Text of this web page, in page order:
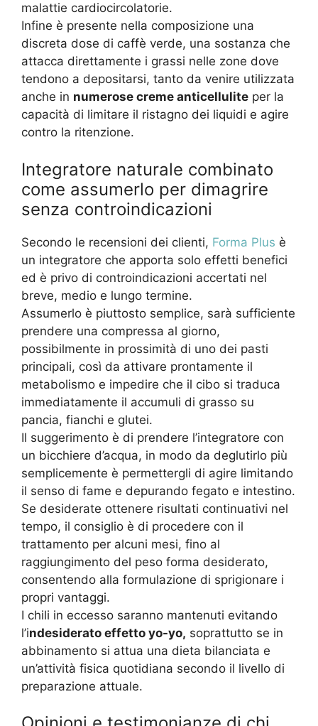
malattie cardiocircolatorie.
Infine è presente nella composizione una
discreta dose di caffè verde, una sostanza che
attacca direttamente i grassi nelle zone dove
tendono a depositarsi, tanto da venire utilizzata
anche in numerose creme anticellulite per la
capacità di limitare il ristagno dei liquidi e agire
contro la ritenzione.
Integratore naturale combinato
come assumerlo per dimagrire
senza controindicazioni
Secondo le recensioni dei clienti, Forma Plus è
un integratore che apporta solo effetti benefici
ed è privo di controindicazioni accertati nel
breve, medio e lungo termine.
Assumerlo è piuttosto semplice, sarà sufficiente
prendere una compressa al giorno,
possibilmente in prossimità di uno dei pasti
principali, così da attivare prontamente il
metabolismo e impedire che il cibo si traduca
immediatamente il accumuli di grasso su
pancia, fianchi e glutei.
Il suggerimento è di prendere l’integratore con
un bicchiere d’acqua, in modo da deglutirlo più
semplicemente è permettergli di agire limitando
il senso di fame e depurando fegato e intestino.
Se desiderate ottenere risultati continuativi nel
tempo, il consiglio è di procedere con il
trattamento per alcuni mesi, fino al
raggiungimento del peso forma desiderato,
consentendo alla formulazione di sprigionare i
propri vantaggi.
I chili in eccesso saranno mantenuti evitando
l’indesiderato effetto yo-yo, soprattutto se in
abbinamento si attua una dieta bilanciata e
un’attività fisica quotidiana secondo il livello di
preparazione attuale.